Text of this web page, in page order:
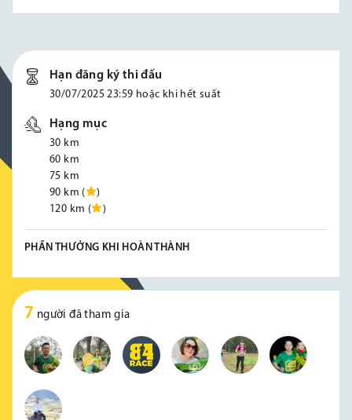
Hạn đăng ký thi đấu
30/07/2025 23:59 hoặc khi hết suất
Hạng mục
30 km
60 km
75 km
90 km (
)
120 km (
)
PHẦN THƯỞNG KHI HOÀN THÀNH
7 người đã tham gia